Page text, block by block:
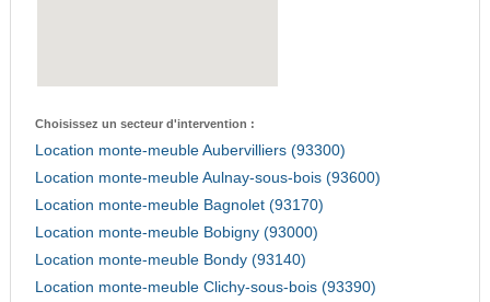
Choisissez un secteur d'intervention :
Location monte-meuble Aubervilliers (93300)
Location monte-meuble Aulnay-sous-bois (93600)
Location monte-meuble Bagnolet (93170)
Location monte-meuble Bobigny (93000)
Location monte-meuble Bondy (93140)
Location monte-meuble Clichy-sous-bois (93390)